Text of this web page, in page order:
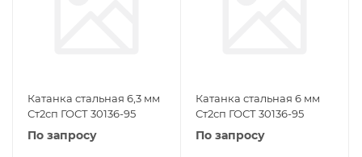
Катанка стальная 6,3 мм
Ст2сп ГОСТ 30136-95
По запросу
Катанка стальная 6 мм
Ст2сп ГОСТ 30136-95
По запросу